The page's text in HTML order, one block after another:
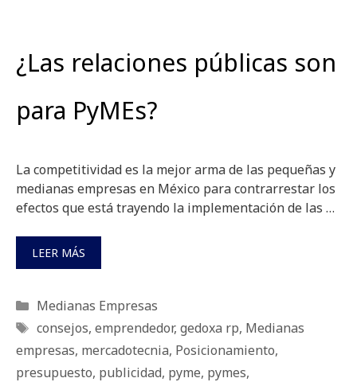
¿Las relaciones públicas son
para PyMEs?
La competitividad es la mejor arma de las pequeñas y
medianas empresas en México para contrarrestar los
efectos que está trayendo la implementación de las …
LEER MÁS
Categorías
Medianas Empresas
Etiquetas
consejos, emprendedor, gedoxa rp, Medianas
empresas, mercadotecnia, Posicionamiento,
presupuesto, publicidad, pyme, pymes,